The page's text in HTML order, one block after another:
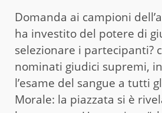
Domanda ai campioni
ha investito del potere di
selezionare i partecipanti?
nominati giudici supremi,
l’esame del sangue a tutti
Morale: la piazzata si è